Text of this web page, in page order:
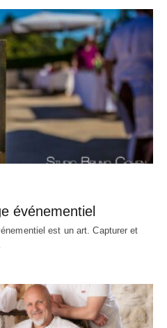
événementiel
est un art. Capturer et